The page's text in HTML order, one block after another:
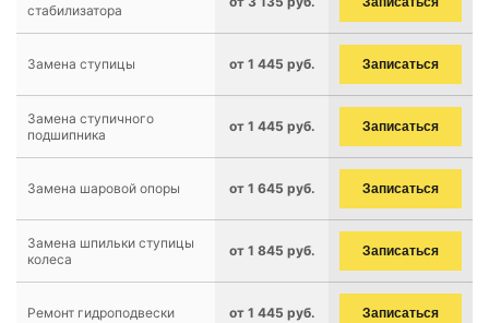
стабилизатора
Замена ступицы от 1 445 руб. Записаться
Замена ступичного
подшипника
от 1 445 руб. Записаться
Замена шаровой опоры от 1 645 руб. Записаться
Замена шпильки ступицы
колеса
от 1 845 руб. Записаться
Ремонт гидроподвески от 1 445 руб. Записаться